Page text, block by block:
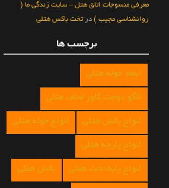
معرفی منسوجات اتاق هتل - سایت زندگی ما (
روانشناسی مجیب ) درتخت باکس هتلی
برچسب ها
ابعاد حوله هتلی
الگو دوخت کاور لحاف هتلی
انواع بالش هتلی انواع حوله هتلی
انواع پارچه هتلی
انواع پایه تخت هتلی بالش هتلی